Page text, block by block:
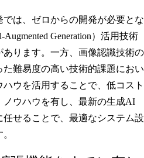
は、ゼロからの開発が必要とな
Generation）活用技術
ります。一方、画像認識技術の
難易度の高い技術的課題におい
ウを活用することで、低コスト
ウハウを有し、最新の生成AI
せることで、最適なシステム設